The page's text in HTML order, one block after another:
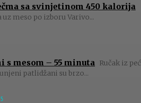
sa svinjetinom 450 kalorija
uz meso po izboru Varivo...
mesom – 55 minuta
Ručak iz
patlidžani su brzo...